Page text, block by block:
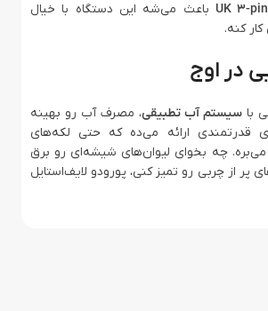
باعث می‌شه این دستگاه با خیال
کنه.
در اوج
با سیستم آب تطبیقی، مصرف آب رو بهینه
ارائه می‌ده که حتی لکه‌های
چه بخوای لیوان‌های شیشه‌ای رو برق
پر از چربی رو تمیز کنی، پورودو لایف‌استایل